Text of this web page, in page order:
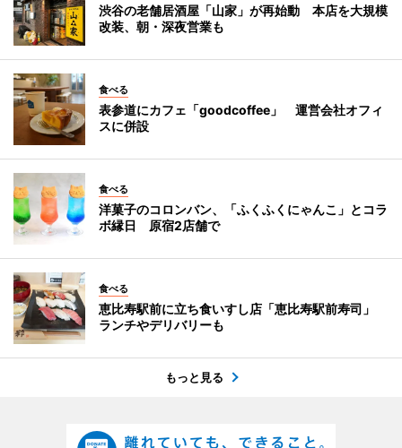
渋谷の老舗居酒屋「山家」が再始動 本店を大規模
改装、朝・深夜営業も
食べる
表参道にカフェ「goodcoffee」 運営会社オフィ
スに併設
食べる
洋菓子のコロンバン、「ふくふくにゃんこ」とコラ
ボ縁日 原宿2店舗で
食べる
恵比寿駅前に立ち食いすし店「恵比寿駅前寿司」
ランチやデリバリーも
もっと見る